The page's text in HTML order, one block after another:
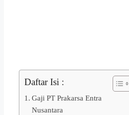
Daftar Isi :
Gaji PT Prakarsa Entra
Nusantara